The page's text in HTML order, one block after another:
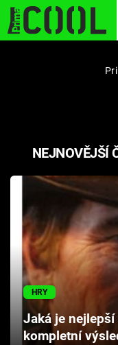
Témata
Filmy
Seriály
Hry
Cool Esport
NEJNOVĚJŠÍ
HRY
Jaká je nejlepší
kompletní